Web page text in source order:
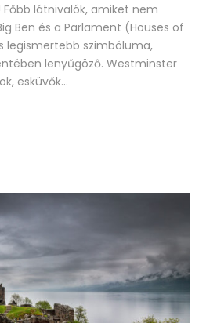
látnivalók, amiket nem
Ben és a Parlament (Houses of
legismertebb szimbóluma,
lenyűgöző. Westminster
esküvők...